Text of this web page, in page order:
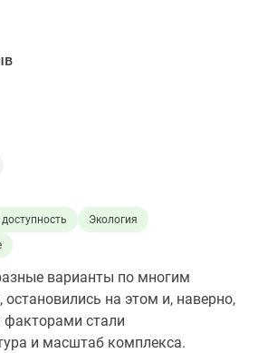
Экология
варианты по многим
на этом и, наверно,
стали
и масштаб комплекса.